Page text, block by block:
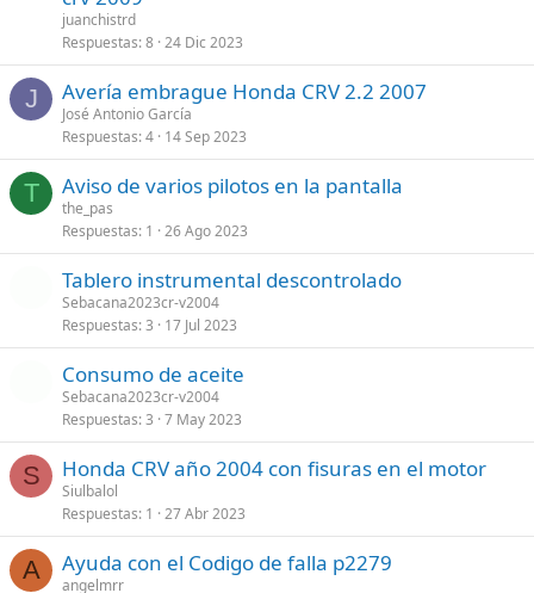
juanchistrd
Respuestas 8 24 Dic 2023
J Avería embrague Honda CRV 2.2 2007
José Antonio García
Respuestas 4 14 Sep 2023
T Aviso de varios pilotos en la pantalla
the_pas
Respuestas 1 26 Ago 2023
Tablero instrumental descontrolado
Sebacana2023cr-v2004
Respuestas 3 17 Jul 2023
Consumo de aceite
Sebacana2023cr-v2004
Respuestas 3 7 May 2023
S Honda CRV año 2004 con fisuras en el motor
Siulbalol
Respuestas 1 27 Abr 2023
A Ayuda con el Codigo de falla p2279
angelmrr